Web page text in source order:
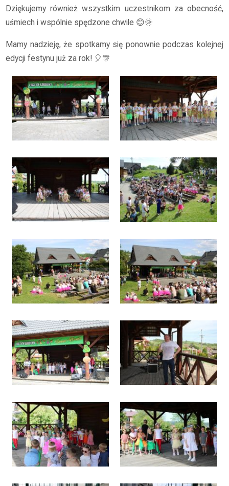
Dziękujemy również wszystkim uczestnikom za obecność,
uśmiech i wspólnie spędzone chwile 😊🌞
Mamy nadzieję, że spotkamy się ponownie podczas kolejnej
edycji festynu już za rok! 🎈🎊